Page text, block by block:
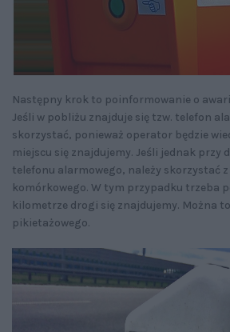
Następny krok to poinformowanie o
Jeśli w pobliżu znajduje się tzw. telefon
skorzystać, ponieważ operator będzie
miejscu się znajdujemy. Jeśli jednak przy
telefonu alarmowego, należy skorzystać
komórkowego. W tym przypadku trzeba
kilometrze drogi się znajdujemy. Można
pikietażowego.